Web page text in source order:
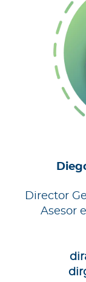
Director
Asesor